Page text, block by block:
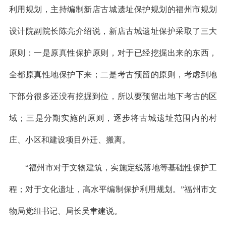
利用规划，主持编制新店古城遗址保护规划的福州市规划
设计院副院长陈亮介绍说，新店古城遗址保护采取了三大
原则：一是原真性保护原则，对于已经挖掘出来的东西，
全都原真性地保护下来；二是考古预留的原则，考虑到地
下部分很多还没有挖掘到位，所以要预留出地下考古的区
域；三是分期实施的原则，逐步将古城遗址范围内的村
庄、小区和建设项目外迁、搬离。
“福州市对于文物建筑，实施定线落地等基础性保护工
程；对于文化遗址，高水平编制保护利用规划。”福州市文
物局党组书记、局长吴聿建说。